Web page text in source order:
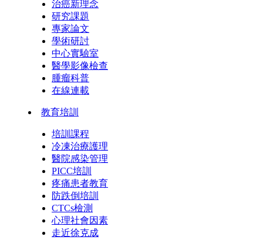
治癌新理念
研究課題
專家論文
學術研討
中心實驗室
醫學影像檢查
腫瘤科普
在線連載
教育培訓
培訓課程
冷凍治療護理
醫院感染管理
PICC培訓
疼痛患者教育
防跌倒培訓
CTCs檢測
心理社會因素
走近徐克成